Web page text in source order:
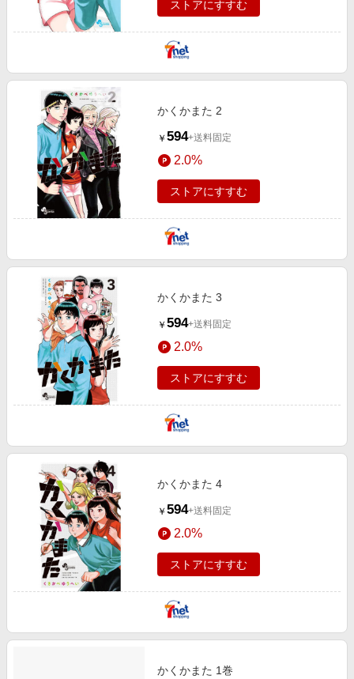
ストアにすすむ
かくかまた 2
￥ 594+送料固定
2.0%
ストアにすすむ
かくかまた 3
￥ 594+送料固定
2.0%
ストアにすすむ
かくかまた 4
￥ 594+送料固定
2.0%
ストアにすすむ
かくかまた 1巻